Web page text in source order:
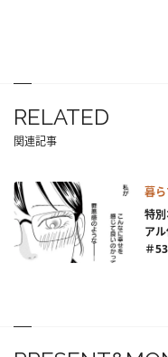
RELATED
関連記事
暮
特
ア
＃53